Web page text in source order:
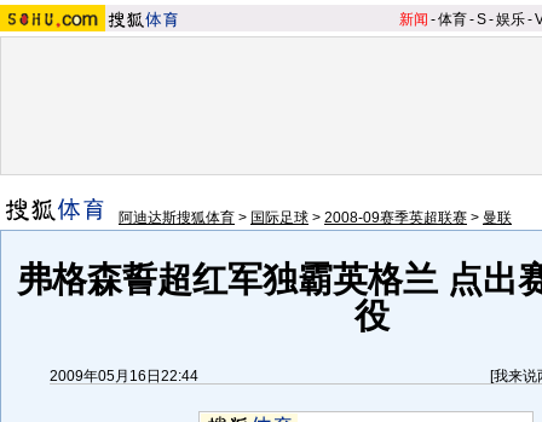
新闻 -体育-S-娱乐-
阿迪达斯搜狐体育 > 国际足球 > 2008-09赛季英超联赛 > 曼联
弗格森誓超红军独霸英格兰 点出
役
2009年05月16日22:44 [我来说